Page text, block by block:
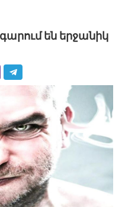
են երջանիկ